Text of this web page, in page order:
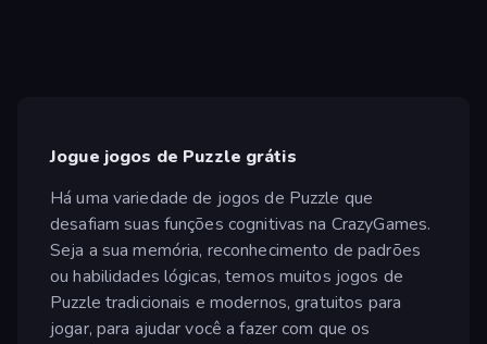
Jogue jogos de Puzzle grátis
Há uma variedade de jogos de Puzzle que
desafiam suas funções cognitivas na CrazyGames.
Seja a sua memória, reconhecimento de padrões
ou habilidades lógicas, temos muitos jogos de
Puzzle tradicionais e modernos, gratuitos para
jogar, para ajudar você a fazer com que os